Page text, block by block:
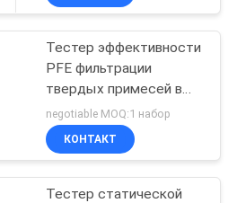
Тестер эффективности
PFE фильтрации
твердых примесей в
атмосфере 1KW
negotiable MOQ:1 набор
КОНТАКТ
Тестер статической